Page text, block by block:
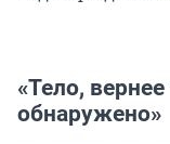
«Тело,
обнаружено»